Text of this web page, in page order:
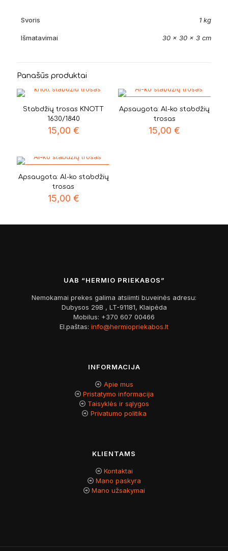
Svoris 1 kg
Išmatavimai 30 × 30 × 3 cm
Panašūs produktai
Stabdžių trosas KNOTT
1630/1840
15,00 €
TROSAS
Apsaugota: Al-ko stabdžių
trosas
15,00€
TROSAS
Apsaugota: Al-ko stabdžių
trosas
15,00 €
UAB “HERMIO PRIEKABOS”
Nemokamai prekes galima atsiimti buveinės adresu:
Dubysos 29B , LT-91181, Klaipėda
Mobilus: +370 607 00466
El.paštas: info@hermiopriekabos.lt
INFORMACIJA
Apie mus
Pristatymo informacija
Taisyklės ir sąlygos
Privatumo politika
KLIENTAMS
Kontaktai
Mano paskyra
Mano užsakymai